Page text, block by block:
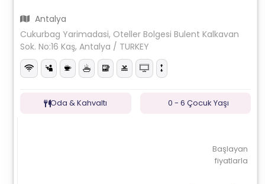
Antalya
Cukurbag Yarimadasi, Oteller Bolgesi Bulent Kalkavan
Sok. No:16 Kaş, Antalya / TURKEY
Oda & Kahvaltı 0 - 6 Çocuk Yaşı
Başlayan
fiyatlarla